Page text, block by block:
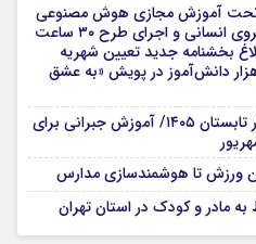
تحت آموزش مجازی هوش مصنوعی
قرار گرفته‌اند/ توانمندسازی نیروی انسانی و اجرای طرح ۳۰ ساعت
بخشنامه جدید تعیین شهریه
غیردولتی/ مشارکت ۴۵ هزار دانش‌آموز در پویش «به عشق
جزئیات اجرای طرح «حامی» در تابستان ۱۴۰۵/ آموزش جبرانی برای
ورزش تا هوشمندسازی مدارس
مادر و کودک در استان تهران